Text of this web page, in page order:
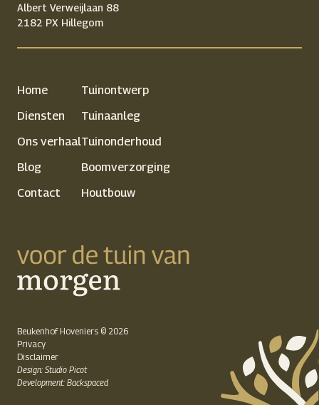
Albert Verweijlaan 88
2182 PX Hillegom
Home
Diensten
Ons verhaal
Blog
Contact
Tuinontwerp
Tuinaanleg
Tuinonderhoud
Boomverzorging
Houtbouw
Beukenhof Hoveniers © 2026
Privacy
Disclaimer
Design: Studio Picot
Development: Backspaced